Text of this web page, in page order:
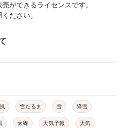
ができるライセンスです。
ださい。
雪だるま 雪 降雪
太線 天気予報 天気